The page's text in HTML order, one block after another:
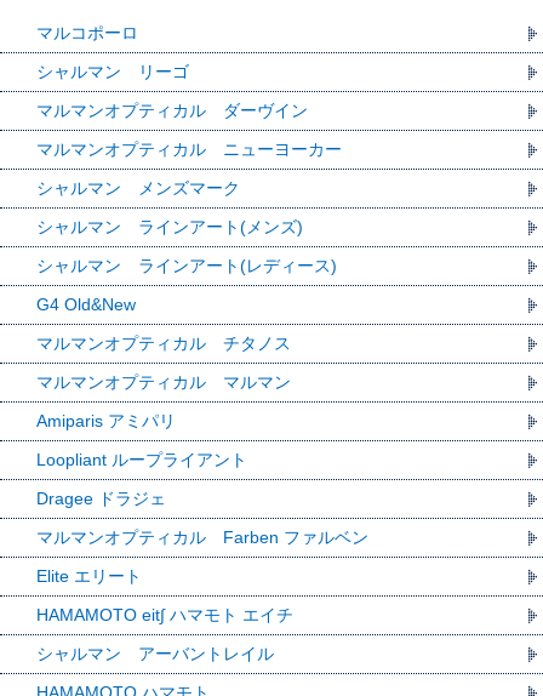
マルコポーロ
シャルマン リーゴ
マルマンオプティカル ダーヴイン
マルマンオプティカル ニューヨーカー
シャルマン メンズマーク
シャルマン ラインアート(メンズ)
シャルマン ラインアート(レディース)
G4 Old&New
マルマンオプティカル チタノス
マルマンオプティカル マルマン
Amiparis アミパリ
Loopliant ループライアント
Dragee ドラジェ
マルマンオプティカル Farben ファルベン
Elite エリート
HAMAMOTO eit∫ ハマモト エイチ
シャルマン アーバントレイル